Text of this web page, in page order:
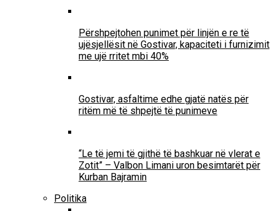
Përshpejtohen punimet për linjën e re të
ujësjellësit në Gostivar, kapaciteti i furnizimit
me ujë rritet mbi 40%
Gostivar, asfaltime edhe gjatë natës për
ritëm më të shpejtë të punimeve
“Le të jemi të gjithë të bashkuar në vlerat e
Zotit” – Valbon Limani uron besimtarët për
Kurban Bajramin
Politika